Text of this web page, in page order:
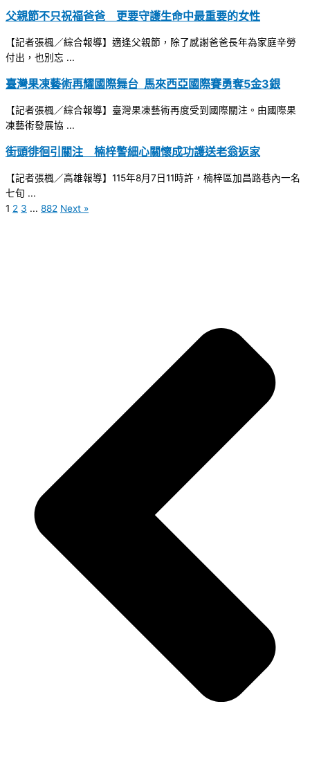
父親節不只祝福爸爸 更要守護生命中最重要的女性
【記者張楓／綜合報導】適逢父親節，除了感謝爸爸長年為家庭辛勞
付出，也別忘 ...
臺灣果凍藝術再耀國際舞台 馬來西亞國際賽勇奪5金3銀
【記者張楓／綜合報導】臺灣果凍藝術再度受到國際關注。由國際果
凍藝術發展協 ...
街頭徘徊引關注 楠梓警細心關懷成功護送老翁返家
【記者張楓／高雄報導】115年8月7日11時許，楠梓區加昌路巷內一名
七旬 ...
1 2 3 ... 882 Next »